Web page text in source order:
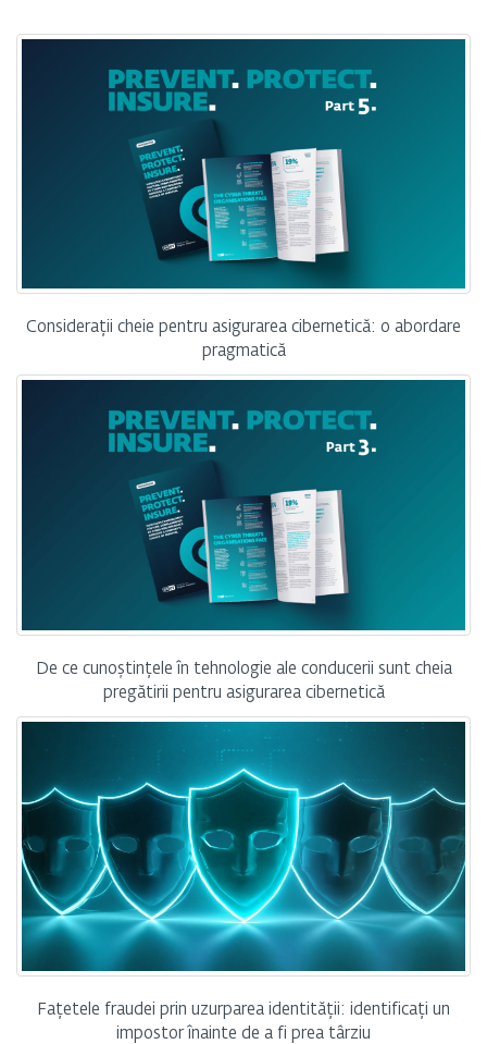
Considerații cheie pentru asigurarea cibernetică: o abordare
pragmatică
De ce cunoștințele în tehnologie ale conducerii sunt cheia
pregătirii pentru asigurarea cibernetică
Fațetele fraudei prin uzurparea identității: identificați un
impostor înainte de a fi prea târziu